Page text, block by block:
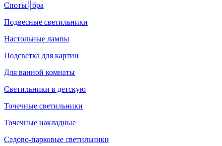
Споты║бра
Подвесные светильники
Настольные лампы
Подсветка для картин
Для ванной комнаты
Светильники в детскую
Точечные светильники
Точечные накладные
Садово-парковые светильники